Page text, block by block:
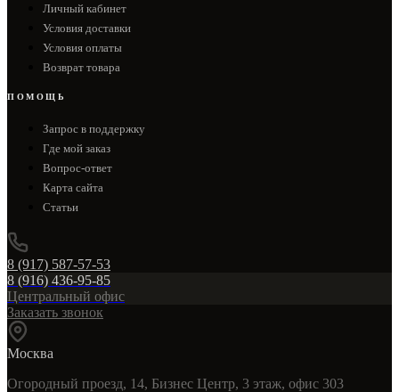
Личный кабинет
Условия доставки
Условия оплаты
Возврат товара
ПОМОЩЬ
Запрос в поддержку
Где мой заказ
Вопрос-ответ
Карта сайта
Статьи
8 (917) 587-57-53
8 (916) 436-95-85
Центральный офис
Заказать звонок
Москва
Огородный проезд, 14, Бизнес Центр, 3 этаж, офис 303